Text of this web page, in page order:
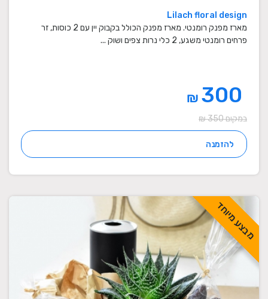
Lilach floral design
מארז מפנק רומנטי. מארז מפנק הכולל בקבוק יין עם 2 כוסות, זר
פרחים רומנטי משגע, 2 כלי נרות צפים ושוק ...
₪
במקום 350 ₪
להזמנה
מבצע מיוחד